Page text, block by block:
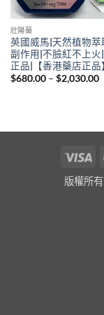
壯陽藥
英國威馬|天然植物萃
副作用|不臉紅不上火
正品|【香港藥店正品
$680.00 – $2,030.00
版權所